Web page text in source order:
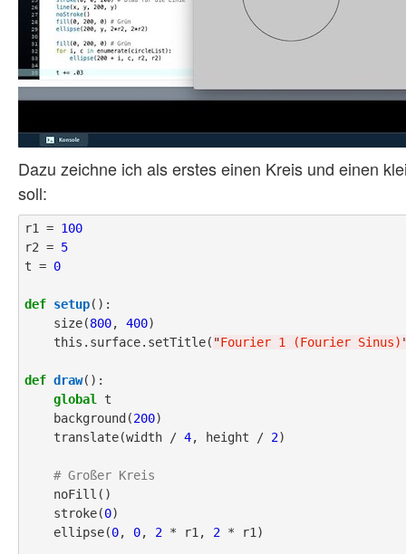
Dazu zeichne ich als erstes einen Kreis und einen
soll:
r1 = 100
r2 = 5
t = 0
def setup():
    size(
800, 400)
    this.surface.setTitle(
"Fourier 1 (Fourier Sinus)
def draw():
global
t
    background(
200)
    translate(width /
4, height / 2)
# Großer Kreis
    stroke(
0)
    ellipse(
0, 0, 2 * r1, 2 * r1)